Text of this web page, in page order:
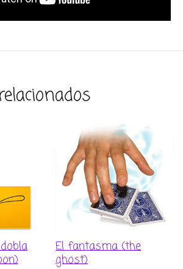
El fantasma (the
ghost)